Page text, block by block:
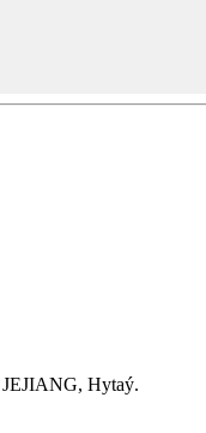
Hytaý.